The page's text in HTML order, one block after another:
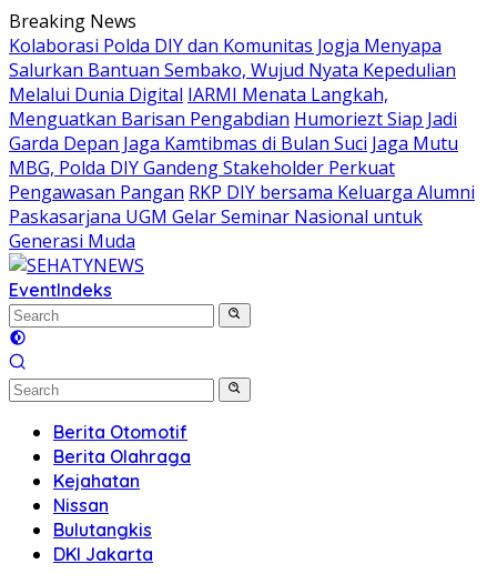
Skip
to
content
Breaking News
Kolaborasi Polda DIY dan Komunitas Jogja Menyapa
Salurkan Bantuan Sembako, Wujud Nyata Kepedulian
Melalui Dunia Digital IARMI Menata Langkah,
Menguatkan Barisan Pengabdian Humoriezt Siap Jadi
Garda Depan Jaga Kamtibmas di Bulan Suci Jaga Mutu
MBG, Polda DIY Gandeng Stakeholder Perkuat
Pengawasan Pangan RKP DIY bersama Keluarga Alumni
Paskasarjana UGM Gelar Seminar Nasional untuk
Generasi Muda
EventIndeks
Berita Otomotif
Berita Olahraga
Kejahatan
Nissan
Bulutangkis
DKI Jakarta